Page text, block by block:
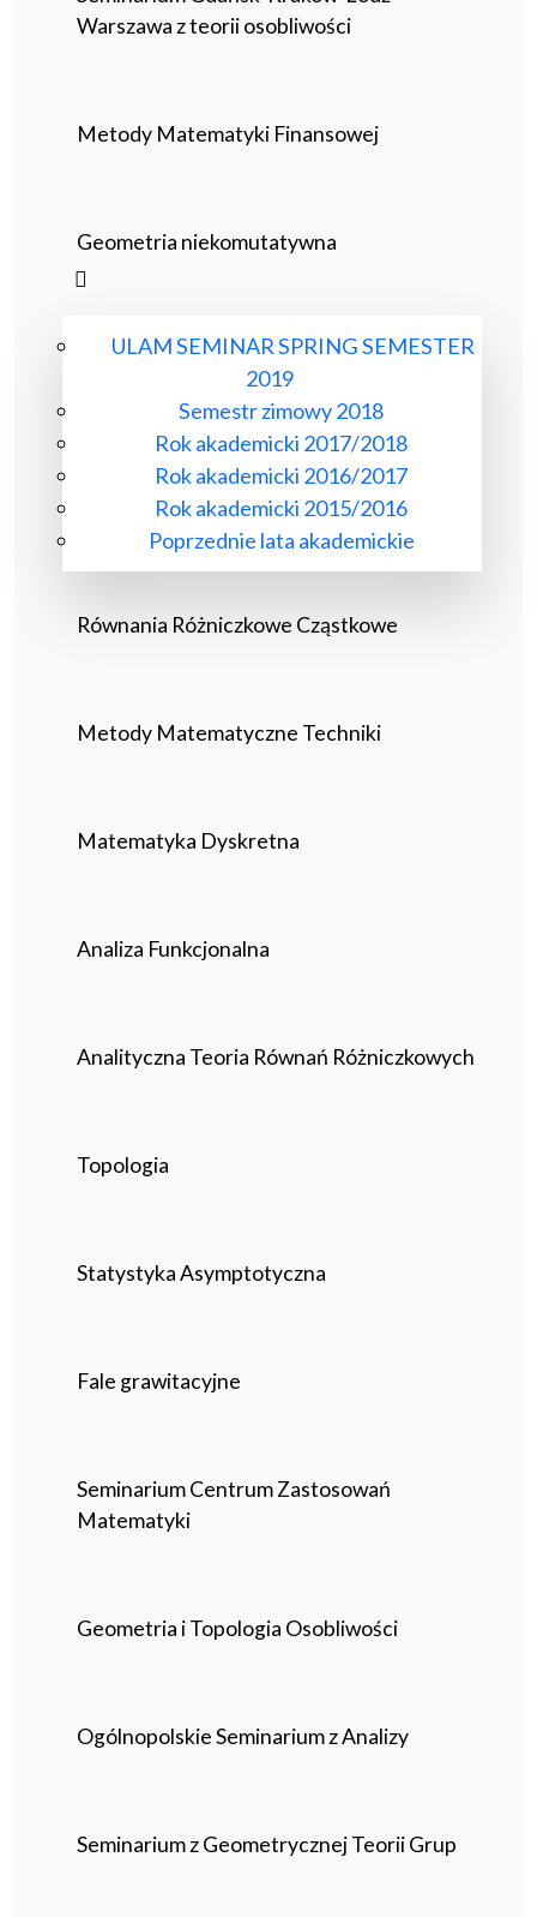
Warszawa z teorii osobliwości
Metody Matematyki Finansowej
Geometria niekomutatywna
ULAM SEMINAR SPRING SEMESTER
2019
Semestr zimowy 2018
Rok akademicki 2017/2018
Rok akademicki 2016/2017
Rok akademicki 2015/2016
Poprzednie lata akademickie
Równania Różniczkowe Cząstkowe
Metody Matematyczne Techniki
Matematyka Dyskretna
Analiza Funkcjonalna
Analityczna Teoria Równań Różniczkowych
Topologia
Statystyka Asymptotyczna
Fale grawitacyjne
Seminarium Centrum Zastosowań
Matematyki
Geometria i Topologia Osobliwości
Ogólnopolskie Seminarium z Analizy
Seminarium z Geometrycznej Teorii Grup